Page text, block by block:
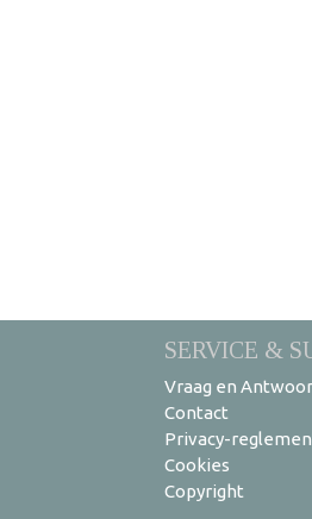
SERVICE &
Vraag en
Contact
Privacy-
Cookies
Copyright